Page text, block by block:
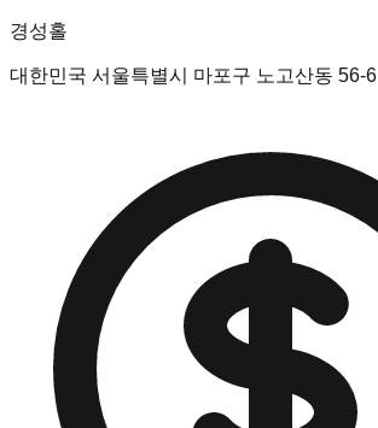
경성홀
대한민국 서울특별시 마포구 노고산동 56-6